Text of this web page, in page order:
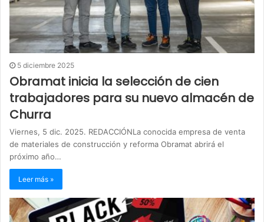
5 diciembre 2025
Obramat inicia la selección de cien
trabajadores para su nuevo almacén de
Churra
Viernes, 5 dic. 2025. REDACCIÓNLa conocida empresa de venta
de materiales de construcción y reforma Obramat abrirá el
próximo año…
Leer más »